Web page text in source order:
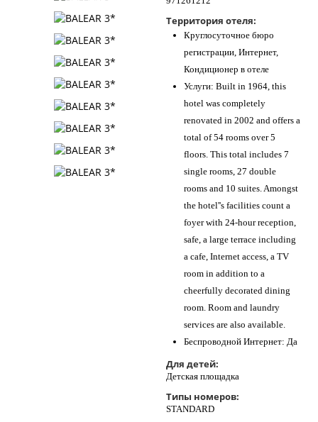
Территория отеля:
Круглосуточное бюро
регистрации, Интернет,
Кондиционер в отеле
Услуги: Built in 1964, this
hotel was completely
renovated in 2002 and offers a
total of 54 rooms over 5
floors. This total includes 7
single rooms, 27 double
rooms and 10 suites. Amongst
the hotel''s facilities count a
foyer with 24-hour reception,
safe, a large terrace including
a cafe, Internet access, a TV
room in addition to a
cheerfully decorated dining
room. Room and laundry
services are also available.
Беспроводной Интернет: Да
Для детей:
Детская площадка
Типы номеров:
STANDARD